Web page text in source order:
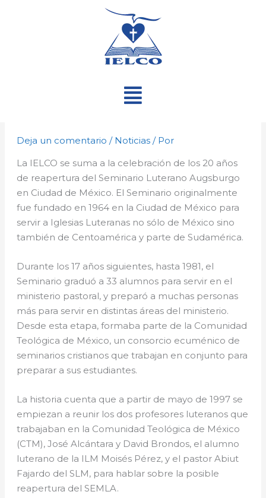
Menú
Deja un comentario / Noticias / Por
La IELCO se suma a la celebración de los 20 años
de reapertura del Seminario Luterano Augsburgo
en Ciudad de México. El Seminario originalmente
fue fundado en 1964 en la Ciudad de México para
servir a Iglesias Luteranas no sólo de México sino
también de Centoamérica y parte de Sudamérica.
Durante los 17 años siguientes, hasta 1981, el
Seminario graduó a 33 alumnos para servir en el
ministerio pastoral, y preparó a muchas personas
más para servir en distintas áreas del ministerio.
Desde esta etapa, formaba parte de la Comunidad
Teológica de México, un consorcio ecuménico de
seminarios cristianos que trabajan en conjunto para
preparar a sus estudiantes.
La historia cuenta que a partir de mayo de 1997 se
empiezan a reunir los dos profesores luteranos que
trabajaban en la Comunidad Teológica de México
(CTM), José Alcántara y David Brondos, el alumno
luterano de la ILM Moisés Pérez, y el pastor Abiut
Fajardo del SLM, para hablar sobre la posible
reapertura del SEMLA.